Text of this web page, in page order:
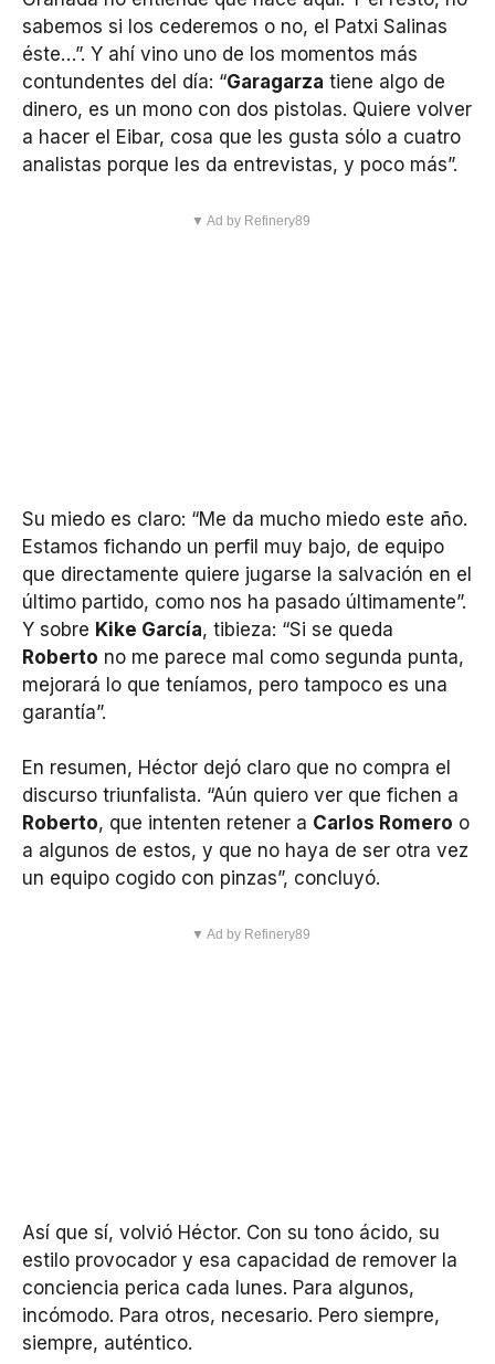
sabemos si los cederemos o no, el Patxi Salinas
éste…”. Y ahí vino uno de los momentos más
contundentes del día: “Garagarza tiene algo de
dinero, es un mono con dos pistolas. Quiere volver
a hacer el Eibar, cosa que les gusta sólo a cuatro
analistas porque les da entrevistas, y poco más”.
▼ Ad by Refinery89
Su miedo es claro: “Me da mucho miedo este año.
Estamos fichando un perfil muy bajo, de equipo
que directamente quiere jugarse la salvación en el
último partido, como nos ha pasado últimamente”.
Y sobre Kike García, tibieza: “Si se queda
Roberto no me parece mal como segunda punta,
mejorará lo que teníamos, pero tampoco es una
garantía”.
En resumen, Héctor dejó claro que no compra el
discurso triunfalista. “Aún quiero ver que fichen a
Roberto, que intenten retener a Carlos Romero o
a algunos de estos, y que no haya de ser otra vez
un equipo cogido con pinzas”, concluyó.
▼ Ad by Refinery89
Así que sí, volvió Héctor. Con su tono ácido, su
estilo provocador y esa capacidad de remover la
conciencia perica cada lunes. Para algunos,
incómodo. Para otros, necesario. Pero siempre,
siempre, auténtico.